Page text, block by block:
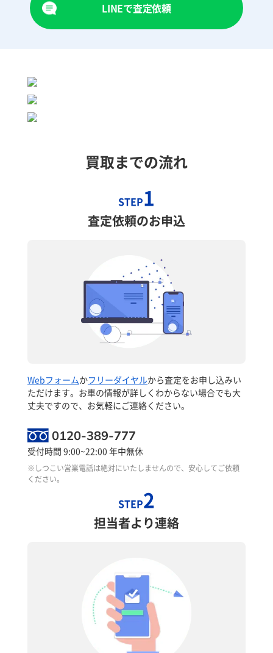
LINEで査定依頼
買取までの流れ
STEP1
査定依頼のお申込
Webフォームかフリーダイヤルから査定をお申し込みい
ただけます。お車の情報が詳しくわからない場合でも大
丈夫ですので、お気軽にご連絡ください。
0120-389-777
受付時間 9:00~22:00 年中無休
※しつこい営業電話は絶対にいたしませんので、安心してご依頼
ください。
STEP2
担当者より連絡